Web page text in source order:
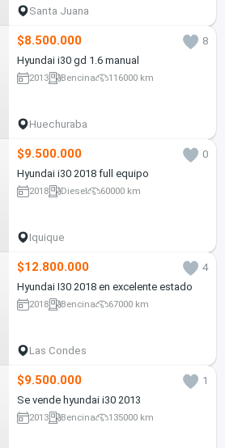
Santa Juana
$8.500.000
8
Hyundai i30 gd 1.6 manual
2013 Bencina 116000 km
Huechuraba
$9.500.000
0
Hyundai i30 2018 full equipo
2018 Diesel 60000 km
Iquique
$12.800.000
4
Hyundai I30 2018 en excelente estado
2018 Bencina 67000 km
Las Condes
$9.500.000
1
Se vende hyundai i30 2013
2013 Bencina 135000 km